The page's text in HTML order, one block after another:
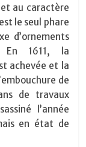
au caractère
le seul phare
d’ornements
En 1611, la
achevée et la
de
de travaux
l’année
en état de